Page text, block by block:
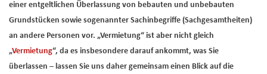
einer entgeltlichen Überlassung von bebauten und unbebauten
Grundstücken sowie sogenannter Sachinbegriffe (Sachgesamtheiten)
an andere Personen vor. „Vermietung“ ist aber nicht gleich
„Vermietung“, da es insbesondere darauf ankommt, was Sie
überlassen – lassen Sie uns daher gemeinsam einen Blick auf die